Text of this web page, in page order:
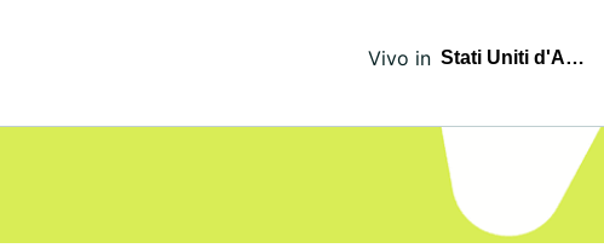
Vivo in